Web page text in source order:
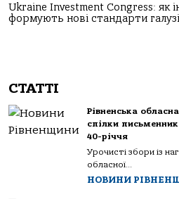
Ukraine Investment Congress: як
формують нові стандарти галузі
СТАТТІ
Рівненська
спілки
40-річчя
Урочисті збори із
обласної...
НОВИНИ